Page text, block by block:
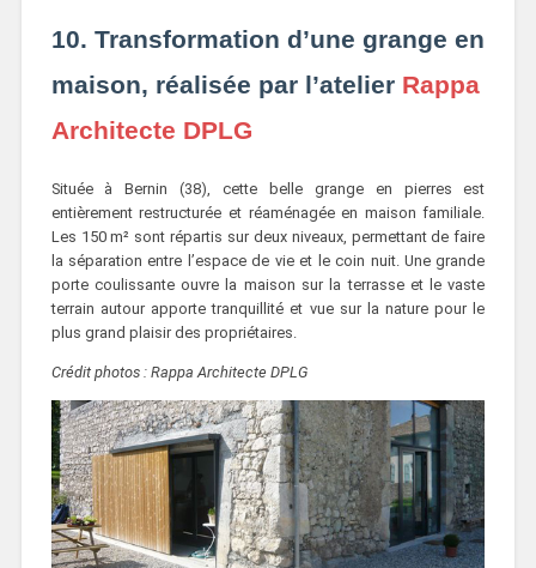
10. Transformation d’une grange en
maison, réalisée par l’atelier Rappa
Architecte DPLG
Située à Bernin (38), cette belle grange en pierres est
entièrement restructurée et réaménagée en maison familiale.
Les 150 m² sont répartis sur deux niveaux, permettant de faire
la séparation entre l’espace de vie et le coin nuit. Une grande
porte coulissante ouvre la maison sur la terrasse et le vaste
terrain autour apporte tranquillité et vue sur la nature pour le
plus grand plaisir des propriétaires.
Crédit photos : Rappa Architecte DPLG